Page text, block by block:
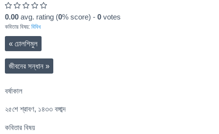
0.00 avg. rating (0% score) - 0 votes
কবিতার বিষয়: বিবিধ
« ঢোলশিমুল
জীবনের সন্ধান »
বর্ষাকাল
২৫শে শ্রাবণ, ১৪৩৩ বঙ্গাব্দ
কবিতার বিষয়